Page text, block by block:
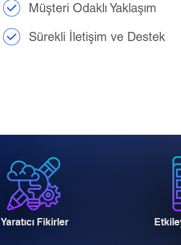
Müşteri Odaklı Yaklaşım
Sürekli İletişim ve Destek
Yaratıcı Fikirler